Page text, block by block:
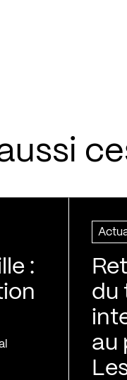
:
du
au